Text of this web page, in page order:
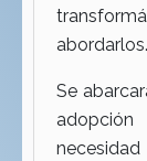
abordarlos.
Se